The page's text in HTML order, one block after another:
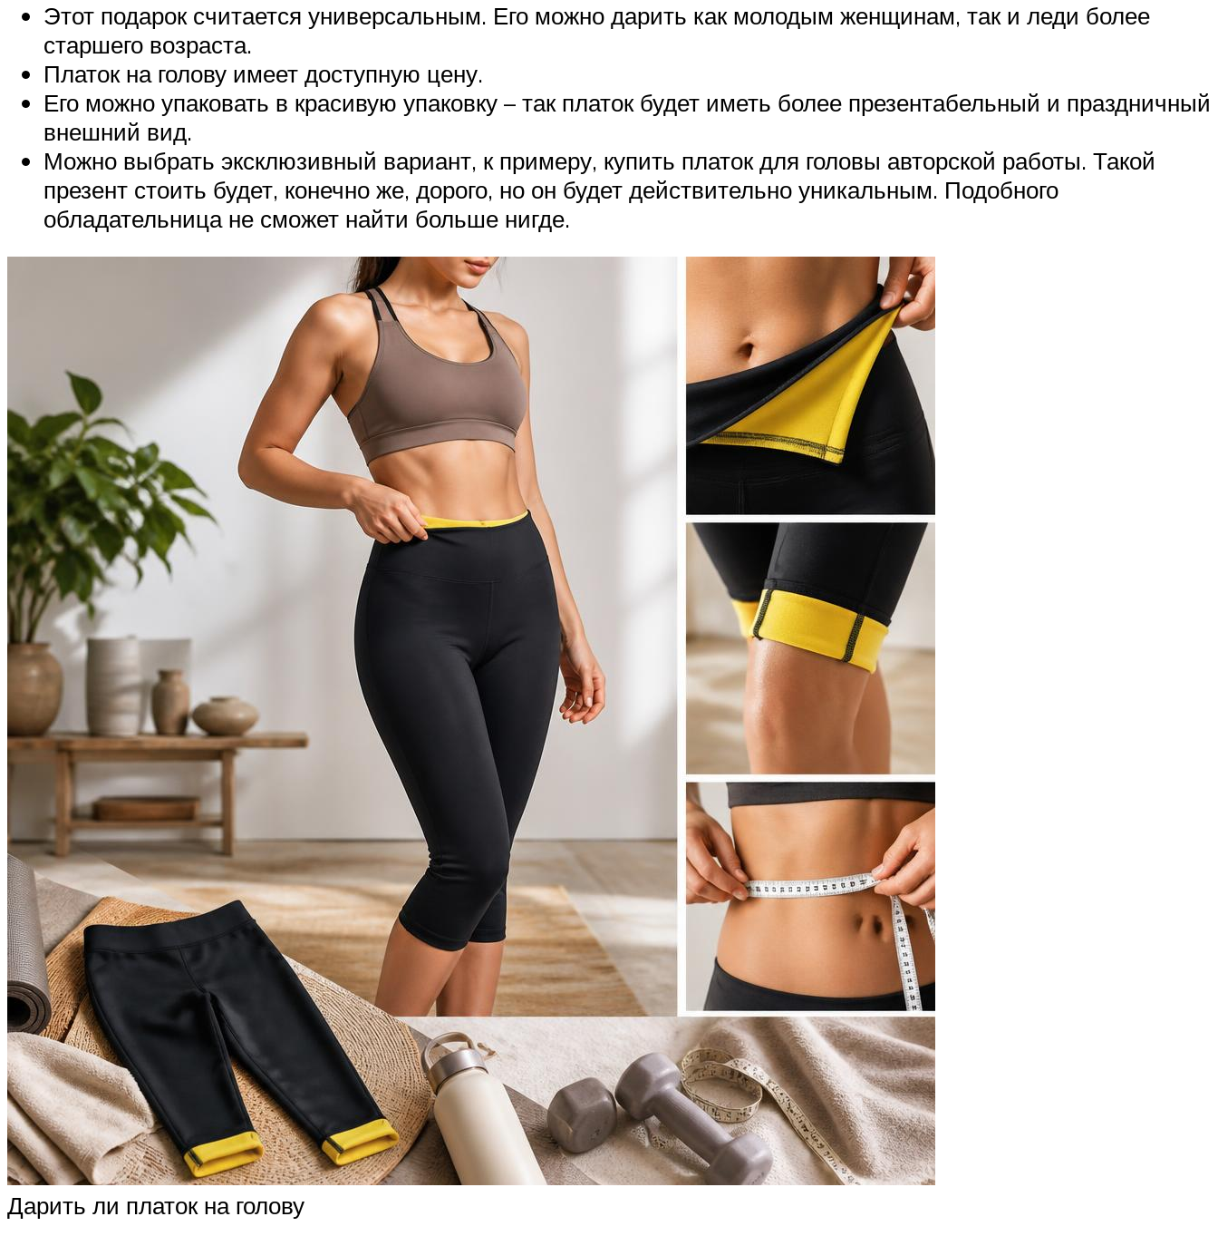
Этот подарок считается универсальным. Его можно дарить как молодым женщинам, так и леди более
старшего возраста.
Платок на голову имеет доступную цену.
Его можно упаковать в красивую упаковку – так платок будет иметь более презентабельный и праздничный
внешний вид.
Можно выбрать эксклюзивный вариант, к примеру, купить платок для головы авторской работы. Такой
презент стоить будет, конечно же, дорого, но он будет действительно уникальным. Подобного
обладательница не сможет найти больше нигде.
Дарить ли платок на голову